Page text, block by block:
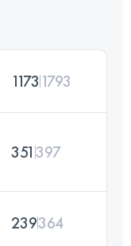
1173 1793
351397
239364